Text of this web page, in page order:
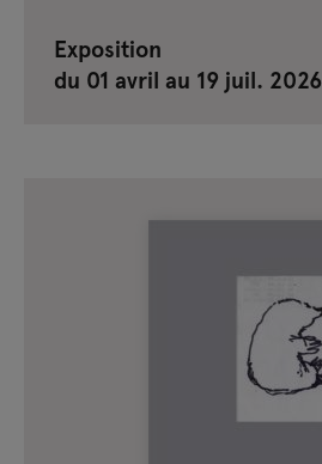
Exposition
du 01 avril au 19 juil. 2026